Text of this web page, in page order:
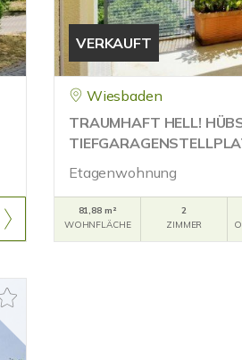
VERKAUFT
Wiesbaden
TRAUMHAFT HELL!
Etagenwohnung
81,88 m²
WOHNFLÄCHE
2
ZIMMER